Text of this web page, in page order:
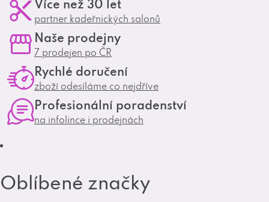
n
s
g
a
m
a
e
o
o
k
Více než 30 let
partner kadeřnických salonů
Naše prodejny
7 prodejen po ČR
Rychlé doručení
zboží odesíláme co nejdříve
Profesionální poradenství
na infolince i prodejnách
Oblíbené značky